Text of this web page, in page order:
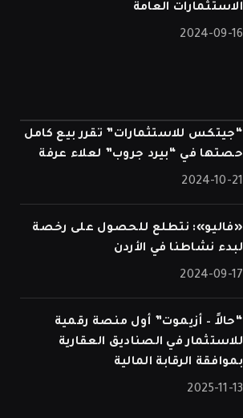
الاستثمارات العامة
2024-09-16
“جيتكس للاستثمارات” تقرر بيع كامل
حصتها في “بيرد جروب” لعلاء عرفة
2024-10-21
«فاليو»: نتطلع للحصول على رخصة
لبدء نشاطنا في الأردن
2024-09-17
“حالاً – أزيموت” أول منصة رقمية
للاستثمار في الصناديق العقارية
بموافقة الرقابة المالية
2025-11-13